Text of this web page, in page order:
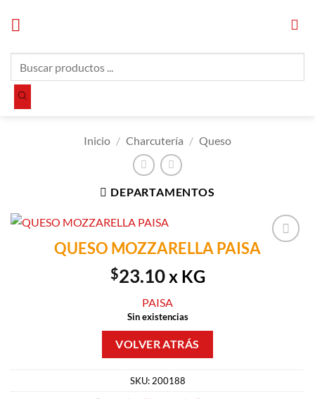
productos
Inicio / Charcutería / Queso
DEPARTAMENTOS
Añadir a
QUESO MOZZARELLA PAISA
$23.10x KG
PAISA
Sin existencias
SKU: 200188